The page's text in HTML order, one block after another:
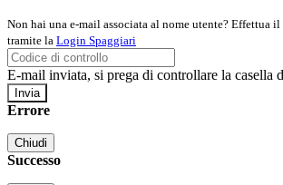
Non hai una e-mail associata al nome utente? Effettua il
tramite la Login Spaggiari
E-mail inviata, si prega di controllare la casella
Errore
Chiudi
Successo